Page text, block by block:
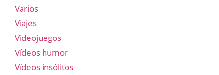
Varios
Viajes
Videojuegos
Vídeos humor
Vídeos insólitos